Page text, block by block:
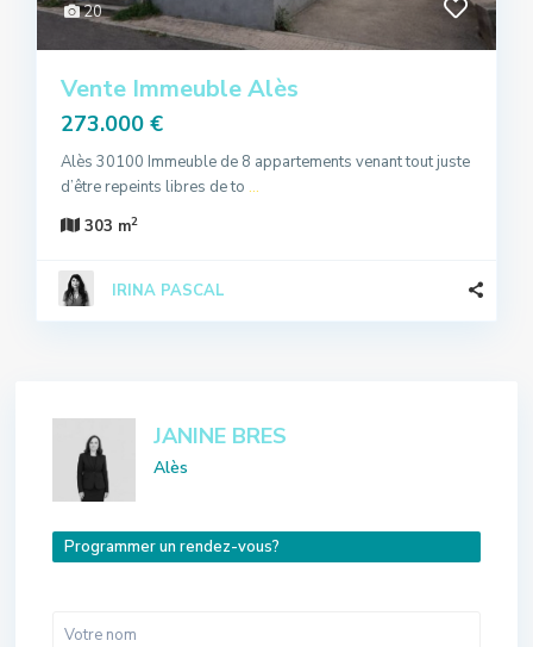
20
Vente Immeuble Alès
273.000 €
Alès 30100 Immeuble de 8 appartements venant tout juste
d’être repeints libres de to ...
303 m2
IRINA PASCAL
JANINE BRES
Alès
Programmer un rendez-vous?